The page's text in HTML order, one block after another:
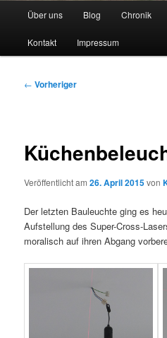
HauptmenüÜber uns Blog Chronik
Kontakt Impressum
Beitragsnavigation
← Vorheriger
Veröffentlicht am26. April 2015von
Der letzten Bauleuchte ging es
Aufstellung des Super-Cross-
moralisch auf ihren Abgang